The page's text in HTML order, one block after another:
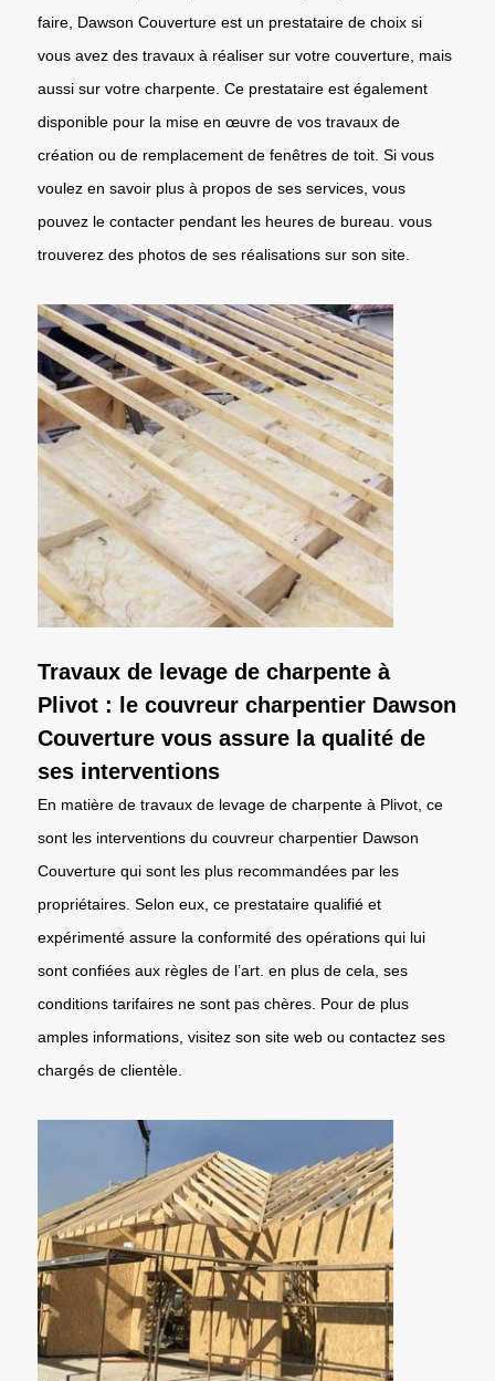
faire, Dawson Couverture est un prestataire de choix si
vous avez des travaux à réaliser sur votre couverture, mais
aussi sur votre charpente. Ce prestataire est également
disponible pour la mise en œuvre de vos travaux de
création ou de remplacement de fenêtres de toit. Si vous
voulez en savoir plus à propos de ses services, vous
pouvez le contacter pendant les heures de bureau. vous
trouverez des photos de ses réalisations sur son site.
Travaux de levage de charpente à
Plivot : le couvreur charpentier Dawson
Couverture vous assure la qualité de
ses interventions
En matière de travaux de levage de charpente à Plivot, ce
sont les interventions du couvreur charpentier Dawson
Couverture qui sont les plus recommandées par les
propriétaires. Selon eux, ce prestataire qualifié et
expérimenté assure la conformité des opérations qui lui
sont confiées aux règles de l’art. en plus de cela, ses
conditions tarifaires ne sont pas chères. Pour de plus
amples informations, visitez son site web ou contactez ses
chargés de clientèle.